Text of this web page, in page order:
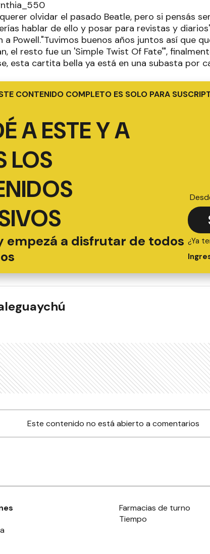
olvidar el pasado Beatle, pero si pensás
hablar de ello y posar para revistas y
a Powell."Tuvimos buenos años juntos así que
el resto fue un 'Simple Twist Of Fate'",
esta cartita bella ya está en una subasta por
CONTENIDO COMPLETO ES SOLO PARA
A ESTE Y A
LOS
empezá a disfrutar de todos ¿Ya
Este contenido no está abierto a comentarios
Farmacias de turno
Tiempo